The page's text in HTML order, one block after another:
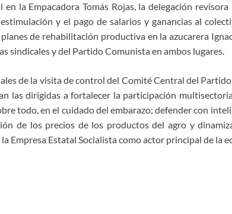
la Empacadora Tomás Rojas, la delegación revisora
y el pago de salarios y ganancias al
de rehabilitación productiva en la azucarera
sindicales y del Partido Comunista en ambos lugares.
de la visita de control del Comité Central del
las dirigidas a fortalecer la participación
todo, en el cuidado del embarazo; defender con
de los precios de los productos del agro y
Empresa Estatal Socialista como actor principal de la